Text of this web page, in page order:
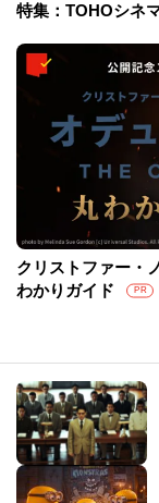
特集：TOHOシネ
クリストファー・
わかりガイド
PR